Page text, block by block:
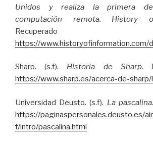
Unidos y realiza la primera
computación remota. History
https://www.historyofinformation.com/
Sharp. (s.f). Historia de Sharp.
https://www.sharp.es/acerca-de-sharp/
Universidad Deusto. (s.f). La pascalina
https://paginaspersonales.deusto.es/
f/intro/pascalina.html